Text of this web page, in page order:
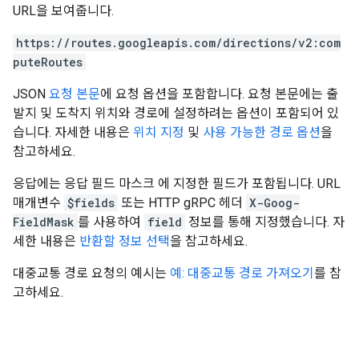
URL을 보여줍니다.
https://routes.googleapis.com/directions/v2:com
puteRoutes
JSON 요청 본문에 요청 옵션을 포함합니다. 요청 본문에는 출
발지 및 도착지 위치와 경로에 설정하려는 옵션이 포함되어 있
습니다. 자세한 내용은 위치 지정 및 사용 가능한 경로 옵션을
참고하세요.
응답에는 응답 필드 마스크 에 지정한 필드가 포함됩니다. URL
매개변수 $fields 또는 HTTP gRPC 헤더 X-Goog-
FieldMask 를 사용하여 field 정보를 통해 지정했습니다. 자
세한 내용은 반환할 정보 선택을 참고하세요.
대중교통 경로 요청의 예시는 예: 대중교통 경로 가져오기 를 참
고하세요.